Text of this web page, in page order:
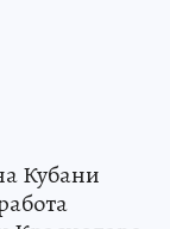
Кубани